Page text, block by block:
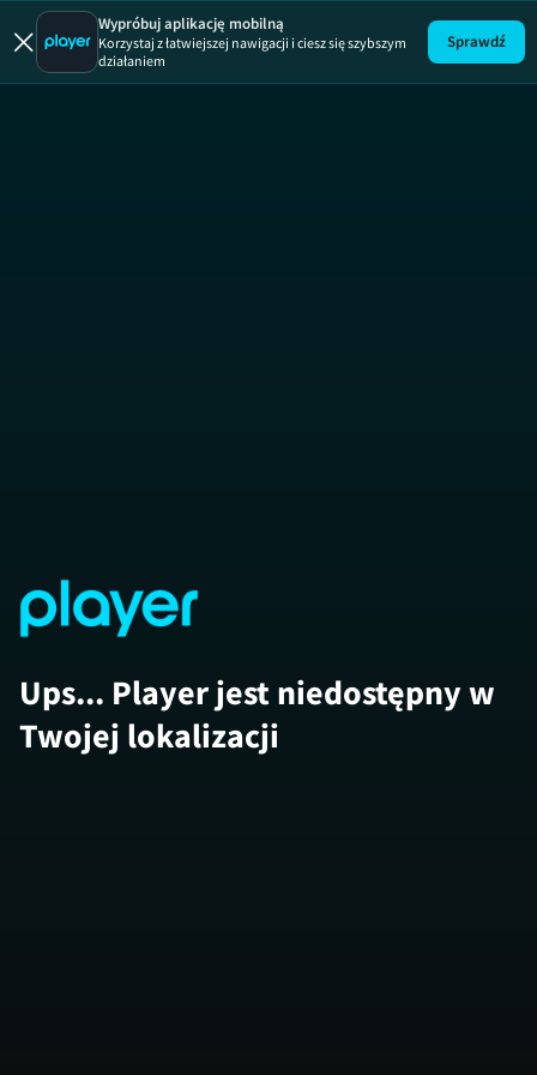
Mamo to ja
Wypróbuj aplikację mobilną
Korzystaj z łatwiejszej nawigacji i ciesz się szybszym
działaniem
Sprawdź
Ups... Player jest niedostępny w
Twojej lokalizacji